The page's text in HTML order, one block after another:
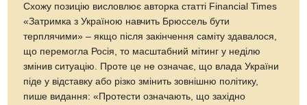
Схожу позицію висловлює авторка статті Financial Times
«Затримка з Україною навчить Брюссель бути
терплячими» – якщо після закінчення саміту здавалося,
що перемогла Росія, то масштабний мітинг у неділю
змінив ситуацію. Проте це не означає, що влада України
піде у відставку або різко змінить зовнішню політику,
пише видання: «Протести означають, що західно